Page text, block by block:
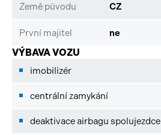
Země původu CZ
První majitel ne
VÝBAVA VOZU
imobilizér
centrální zamykání
deaktivace airbagu spolujezdce